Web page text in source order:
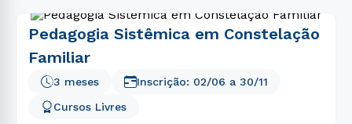
Pedagogia Sistêmica em Constelação
Familiar
3 meses
Cursos Livres
Inscrição: 02/06 a 30/11